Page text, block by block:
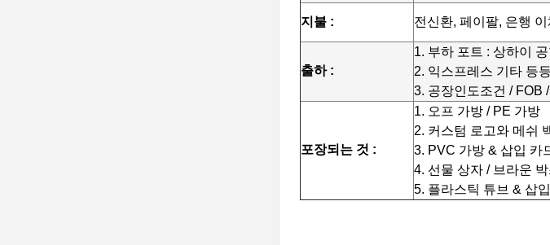
지불 : 전신환, 페이팔, 은행
출하 :
1. 부하 포트 : 상하이
2. 익스프레스 기타 등
3. 공장인도조건 / FOB
포장되는 것 :
1. 오프 가방 / PE 가방
2. 커스텀 로고와 메쉬
3. PVC 가방 & 삽입 카
4. 선물 상자 / 브라운
5. 플라스틱 튜브 & 삽